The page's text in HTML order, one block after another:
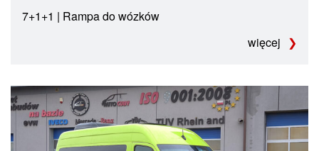
7+1+1 | Rampa do wózków
więcej